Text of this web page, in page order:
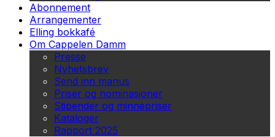
Abonnement
Arrangementer
Elling bokkafé
Om Cappelen Damm
Presse
Nyhetsbrev
Send inn manus
Priser og nominasjoner
Stipender og minnepriser
Kataloger
Rapport 2025